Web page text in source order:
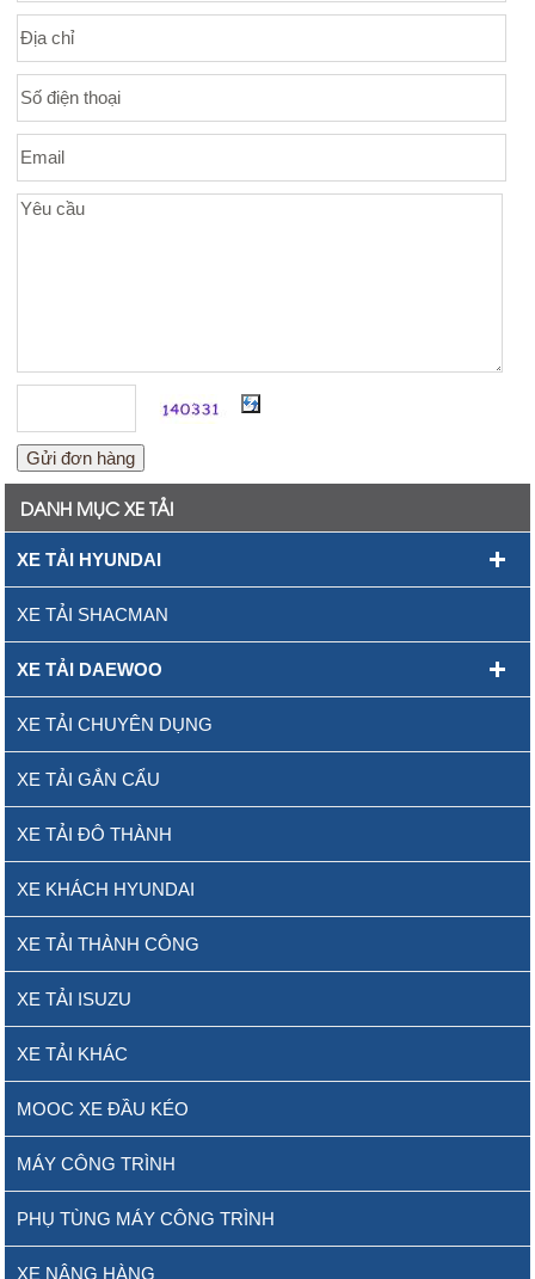
DANH MỤC XE TẢI
XE TẢI HYUNDAI
XE TẢI SHACMAN
XE TẢI DAEWOO
XE TẢI CHUYÊN DỤNG
XE TẢI GẮN CẨU
XE TẢI ĐÔ THÀNH
XE KHÁCH HYUNDAI
XE TẢI THÀNH CÔNG
XE TẢI ISUZU
XE TẢI KHÁC
MOOC XE ĐẦU KÉO
MÁY CÔNG TRÌNH
PHỤ TÙNG MÁY CÔNG TRÌNH
XE NÂNG HÀNG